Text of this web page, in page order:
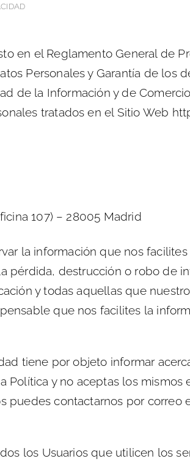
en el Reglamento General de
Personales y Garantía de los
de la Información y de
tratados en el Sitio Web
107) – 28005 Madrid
la información que nos
pérdida, destrucción o robo de
y todas aquellas que
que nos facilites la
tiene por objeto informar
Política y no aceptas los
puedes contactarnos por correo
los Usuarios que utilicen los